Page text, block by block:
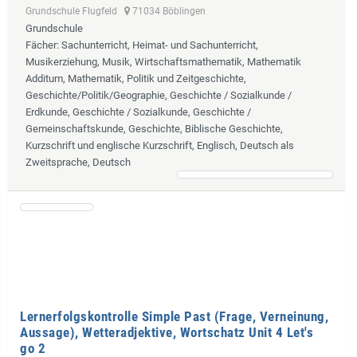
Grundschule Flugfeld 71034 Böblingen
Grundschule
Fächer: Sachunterricht, Heimat- und Sachunterricht,
Musikerziehung, Musik, Wirtschaftsmathematik, Mathematik
Additum, Mathematik, Politik und Zeitgeschichte,
Geschichte/Politik/Geographie, Geschichte / Sozialkunde /
Erdkunde, Geschichte / Sozialkunde, Geschichte /
Gemeinschaftskunde, Geschichte, Biblische Geschichte,
Kurzschrift und englische Kurzschrift, Englisch, Deutsch als
Zweitsprache, Deutsch
Lernerfolgskontrolle Simple Past (Frage, Verneinung,
Aussage), Wetteradjektive, Wortschatz Unit 4 Let's
go 2